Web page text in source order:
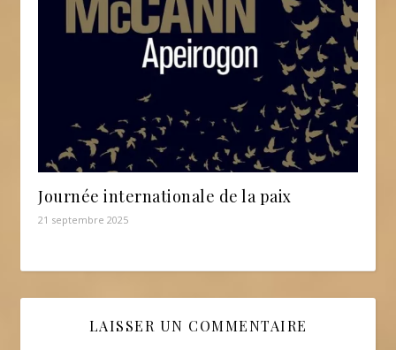
Journée internationale de la paix
21 septembre 2025
LAISSER UN COMMENTAIRE